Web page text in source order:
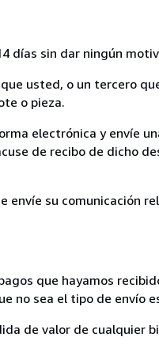
días sin dar ningún
usted, o un tercero
o pieza.
electrónica y envíe
de recibo de dicho
envíe su comunicación
que hayamos
no sea el tipo de envío
de valor de cualquier